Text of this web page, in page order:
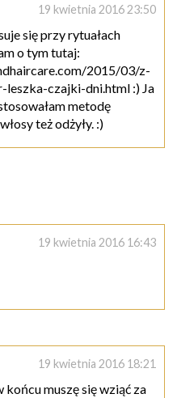
19 kwietnia 2016 23:50
się przy rytuałach
o tym tutaj:
2015/03/z-
czajki-dni.html :) Ja
metodę
też odżyły. :)
19 kwietnia 2016 16:43
19 kwietnia 2016 18:21
muszę się wziąć za